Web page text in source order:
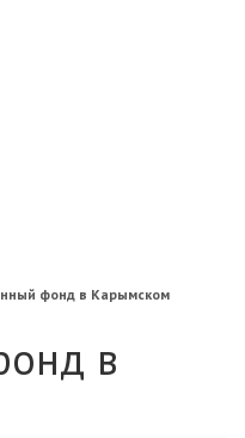
фонд в Карымском
в